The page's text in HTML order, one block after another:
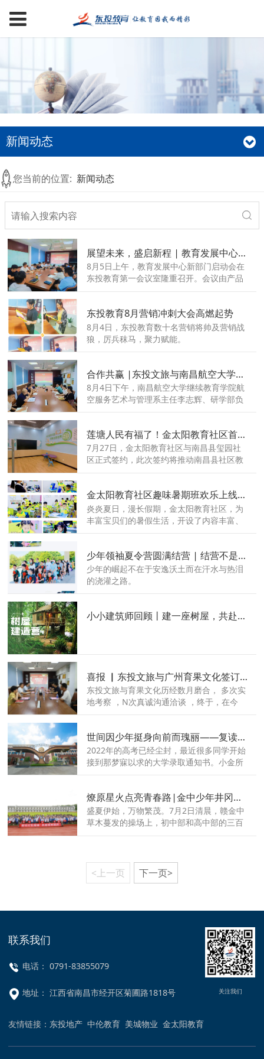
新闻动态
您当前的位置: 新闻动态
展望未来，盛启新程 | 教育发展中心召开新部门启动大会
8月5日上午，教育发展中心新部门启动会在
东投教育第一会议室隆重召开。会议由产品
台部门负责人均应邀参与会议。
东投教育8月营销冲刺大会高燃起势
8月4日，东投教育数十名营销将帅及营销战
狼，厉兵秣马，聚力赋能。
合作共赢 |东投文旅与南昌航空大学继续教育学院举行合作洽谈
8月4日下午，南昌航空大学继续教育学院航
空服务艺术与管理系主任李志辉、研学部负
人进行深入交流，探讨航天研学产业发展合
作事宜。
莲塘人民有福了！金太阳教育社区首次进驻这个社区
7月27日，金太阳教育社区与南昌县玺园社
区正式签约，此次签约将推动南昌县社区教
金太阳教育社区趣味暑期班欢乐上线，陪伴孩子清凉度夏！
炎炎夏日，漫长假期，金太阳教育社区，为
丰富宝贝们的暑假生活，开设了内容丰富、
少年领袖夏令营圆满结营 | 结营不是结束，而是崭新的开始！
少年的崛起不在于安逸沃土而在汗水与热泪
的浇灌之路。
小小建筑师回顾丨建一座树屋，共赴一场仲夏之约
喜报 ▏东投文旅与广州育果文化签订战略合作协议
东投文旅与育果文化历经数月磨合， 多次实
地考察 ，N次真诚沟通洽谈 ，终于，在今
世间因少年挺身向前而瑰丽——复读岁月里致青春的一封信！
2022年的高考已经尘封，最近很多同学开始
接到那梦寐以求的大学录取通知书。小金所
书，承载了太多的期待，这封录取通知书也
是给青春最美丽的一封信。
燎原星火点亮青春路|金中少年井冈山研学记
盛夏伊始，万物繁茂。7月2日清晨，赣金中
草木蔓发的操场上，初中部和高中部的三百
扬井冈精神！
<上一页 下一页>
联系我们
电话： 0791-83855079
地址： 江西省南昌市经开区菊圃路1818号 关注我们
友情链接： 东投地产 中伦教育 美城物业 金太阳教育